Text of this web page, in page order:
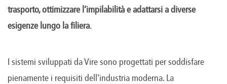
trasporto, ottimizzare l’impilabilità e adattarsi a diverse
esigenze lungo la filiera.
I sistemi sviluppati da Vire sono progettati per soddisfare
pienamente i requisiti dell’industria moderna. La